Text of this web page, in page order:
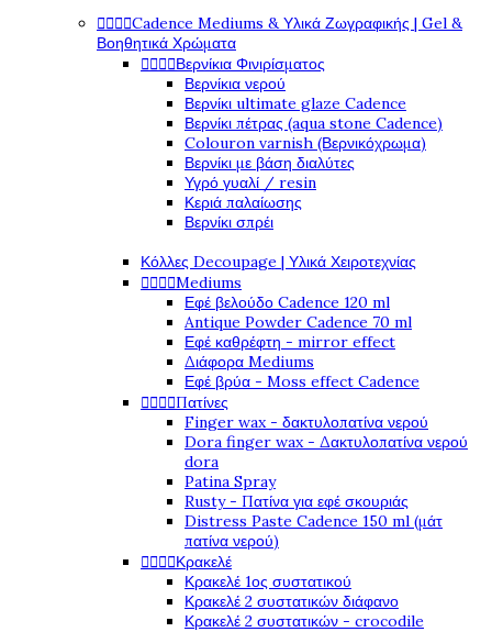
Cadence Mediums & Υλικά Ζωγραφικής | Gel &
Βοηθητικά Χρώματα
Βερνίκια Φινιρίσματος
Βερνίκια νερού
Βερνίκι ultimate glaze Cadence
Βερνίκι πέτρας (aqua stone Cadence)
Colouron varnish (Βερνικόχρωμα)
Βερνίκι με βάση διαλύτες
Υγρό γυαλί / resin
Κεριά παλαίωσης
Βερνίκι σπρέι
Κόλλες Decoupage | Υλικά Χειροτεχνίας
Mediums
Εφέ βελούδο Cadence 120 ml
Antique Powder Cadence 70 ml
Εφέ καθρέφτη - mirror effect
Διάφορα Mediums
Εφέ βρύα - Moss effect Cadence
Πατίνες
Finger wax - δακτυλοπατίνα νερού
Dora finger wax - Δακτυλοπατίνα νερού
dora
Patina Spray
Rusty - Πατίνα για εφέ σκουριάς
Distress Paste Cadence 150 ml (μάτ
πατίνα νερού)
Κρακελέ
Κρακελέ 1ος συστατικού
Κρακελέ 2 συστατικών διάφανο
Κρακελέ 2 συστατικών - crocodile